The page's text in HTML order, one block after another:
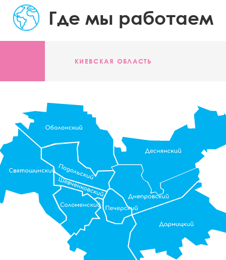
Где мы работаем
КИЕВСКАЯ ОБЛАСТЬ